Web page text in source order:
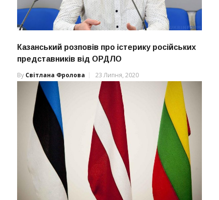
Казанський розповів про істерику російських
представників від ОРДЛО
By Світлана Фролова 23 Липня, 2020